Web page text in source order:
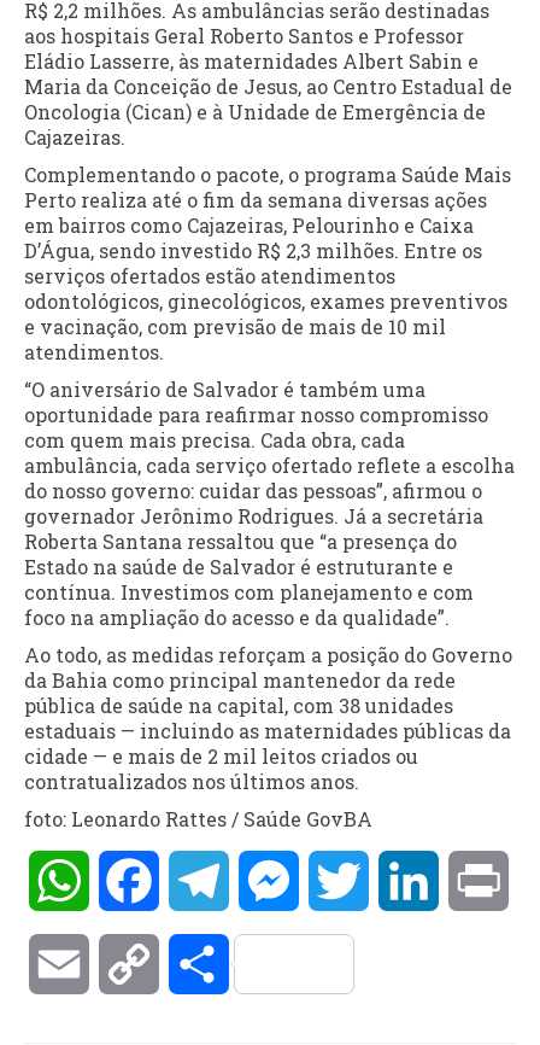
R$ 2,2 milhões. As ambulâncias serão destinadas
aos hospitais Geral Roberto Santos e Professor
Eládio Lasserre, às maternidades Albert Sabin e
Maria da Conceição de Jesus, ao Centro Estadual de
Oncologia (Cican) e à Unidade de Emergência de
Cajazeiras.
Complementando o pacote, o programa Saúde Mais
Perto realiza até o fim da semana diversas ações
em bairros como Cajazeiras, Pelourinho e Caixa
D’Água, sendo investido R$ 2,3 milhões. Entre os
serviços ofertados estão atendimentos
odontológicos, ginecológicos, exames preventivos
e vacinação, com previsão de mais de 10 mil
atendimentos.
“O aniversário de Salvador é também uma
oportunidade para reafirmar nosso compromisso
com quem mais precisa. Cada obra, cada
ambulância, cada serviço ofertado reflete a escolha
do nosso governo: cuidar das pessoas”, afirmou o
governador Jerônimo Rodrigues. Já a secretária
Roberta Santana ressaltou que “a presença do
Estado na saúde de Salvador é estruturante e
contínua. Investimos com planejamento e com
foco na ampliação do acesso e da qualidade”.
Ao todo, as medidas reforçam a posição do Governo
da Bahia como principal mantenedor da rede
pública de saúde na capital, com 38 unidades
estaduais — incluindo as maternidades públicas da
cidade — e mais de 2 mil leitos criados ou
contratualizados nos últimos anos.
foto: Leonardo Rattes / Saúde GovBA
WhatsAppFacebookTelegramMessengerTwitter LinkedIn
Email Copy Compartilhar